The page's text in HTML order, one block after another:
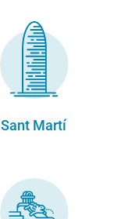
Sant Martí